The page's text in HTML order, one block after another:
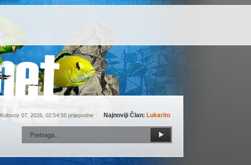
Kolovoz 07, 2026, 02:54:50 prijepodne Najnoviji Član: Lukarito